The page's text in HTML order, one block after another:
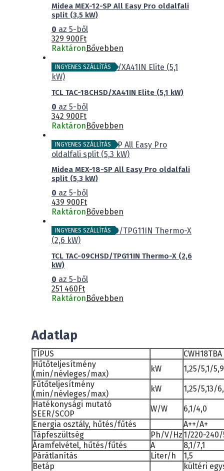
Midea MEX-12-SP All Easy Pro oldalfali
split (3,5 kW)
0 az 5-ből
329 900 Ft
Raktáron Bővebben
INGYENES SZÁLLÍTÁS
TCL TAC-18CHSD/XA41IN Elite (5,1 kW)
0 az 5-ből
342 900Ft
RaktáronBővebben
INGYENES SZÁLLÍTÁS
Midea MEX-18-SP All Easy Pro oldalfali
split (5,3 kW)
0 az 5-ből
439 900 Ft
Raktáron Bővebben
INGYENES SZÁLLÍTÁS
TCL TAC-09CHSD/TPG11IN Thermo-X (2,6
kW)
0 az 5-ből
251 460Ft
RaktáronBővebben
Adatlap
TÍPUS
CWH18TBA
Hűtőteljesítmény
(min/névleges/max)
kW
1,25/5,1/5,9
Fűtőteljesítmény
(min/névleges/max)
kW
1,25/5,13/
Hatékonysági mutató
SEER/SCOP
W/W
6,1/4,0
Energia osztály, hűtés/fűtés
A++/A+
Tápfeszültség
Ph/V/Hz 1/220-
Áramfelvétel, hűtés/fűtés
A
8,1/7,1
Párátlanítás
Liter/h
1,5
Betáp
kültéri